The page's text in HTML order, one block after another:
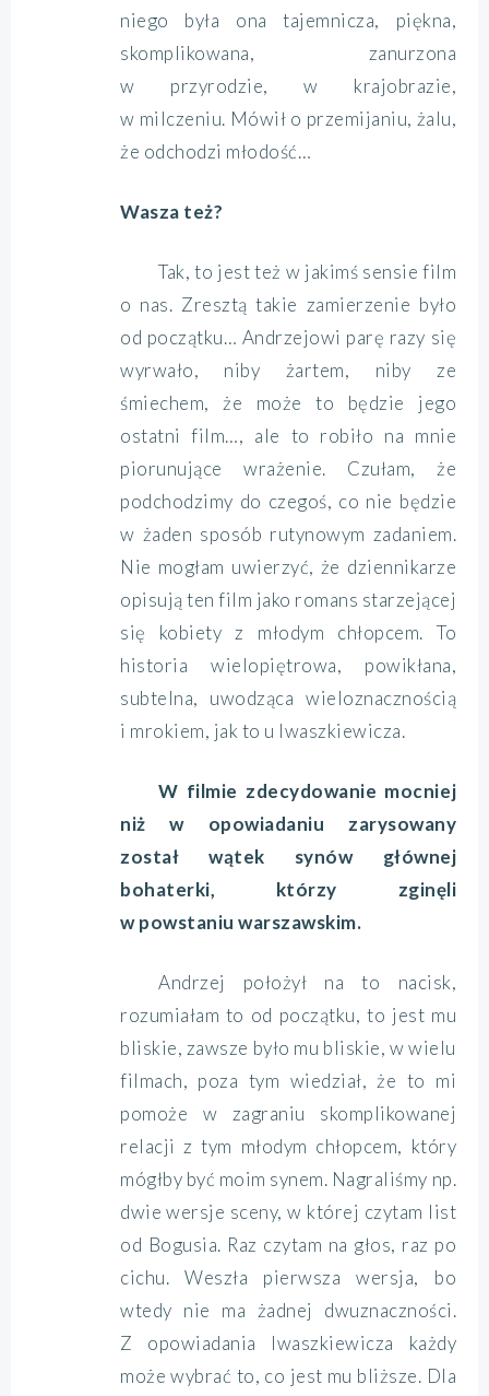
niego była ona tajemnicza, piękna,
skomplikowana, zanurzona
w przyrodzie, w krajobrazie,
w milczeniu. Mówił o przemijaniu, żalu,
że odchodzi młodość…
Wasza też?
Tak, to jest też w jakimś sensie film
o nas. Zresztą takie zamierzenie było
od początku… Andrzejowi parę razy się
wyrwało, niby żartem, niby ze
śmiechem, że może to będzie jego
ostatni film…, ale to robiło na mnie
piorunujące wrażenie. Czułam, że
podchodzimy do czegoś, co nie będzie
w żaden sposób rutynowym zadaniem.
Nie mogłam uwierzyć, że dziennikarze
opisują ten film jako romans starzejącej
się kobiety z młodym chłopcem. To
historia wielopiętrowa, powikłana,
subtelna, uwodząca wieloznacznością
i mrokiem, jak to u Iwaszkiewicza.
W filmie zdecydowanie mocniej
niż w opowiadaniu zarysowany
został wątek synów głównej
bohaterki, którzy zginęli
w powstaniu warszawskim.
Andrzej położył na to nacisk,
rozumiałam to od początku, to jest mu
bliskie, zawsze było mu bliskie, w wielu
filmach, poza tym wiedział, że to mi
pomoże w zagraniu skomplikowanej
relacji z tym młodym chłopcem, który
mógłby być moim synem. Nagraliśmy np.
dwie wersje sceny, w której czytam list
od Bogusia. Raz czytam na głos, raz po
cichu. Weszła pierwsza wersja, bo
wtedy nie ma żadnej dwuznaczności.
Z opowiadania Iwaszkiewicza każdy
może wybrać to, co jest mu bliższe. Dla